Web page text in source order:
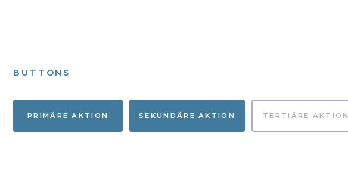
BUTTONS
PRIMÄRE AKTION SEKUNDÄRE AKTION TERTIÄRE AKTION